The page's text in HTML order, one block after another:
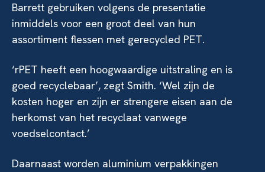
Barrett gebruiken volgens de presentatie
inmiddels voor een groot deel van hun
assortiment flessen met gerecycled PET.
‘rPET heeft een hoogwaardige uitstraling en is
goed recyclebaar’, zegt Smith. ‘Wel zijn de
kosten hoger en zijn er strengere eisen aan de
herkomst van het recyclaat vanwege
voedselcontact.’
Daarnaast worden aluminium verpakkingen